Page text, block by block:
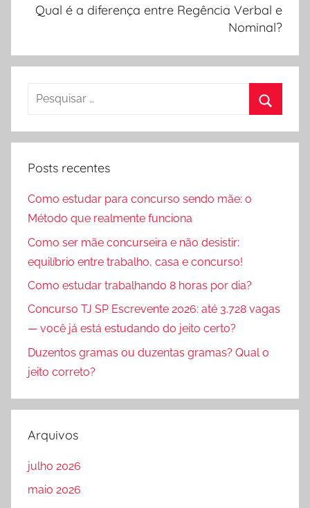
Qual é a diferença entre Regência Verbal e
Nominal?
Pesquisar
Posts recentes
Como estudar para concurso sendo mãe: o
Método que realmente funciona
Como ser mãe concurseira e não desistir:
equilíbrio entre trabalho, casa e concurso!
Como estudar trabalhando 8 horas por dia?
Concurso TJ SP Escrevente 2026: até 3.728 vagas
— você já está estudando do jeito certo?
Duzentos gramas ou duzentas gramas? Qual o
jeito correto?
Arquivos
julho 2026
maio 2026